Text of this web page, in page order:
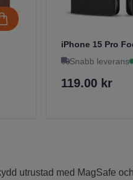
iPhone 15 Pro
Snabb leverans
119.00 kr
utrustad med MagSafe